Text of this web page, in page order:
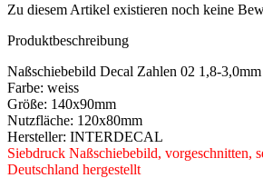
Zu diesem Artikel existieren noch keine
Produktbeschreibung
Naßschiebebild Decal Zahlen 02 1,8-3,0mm
Farbe: weiss
Größe: 140x90mm
Nutzfläche: 120x80mm
Hersteller: INTERDECAL
Siebdruck Naßschiebebild, vorgeschnitten,
Deutschland hergestellt